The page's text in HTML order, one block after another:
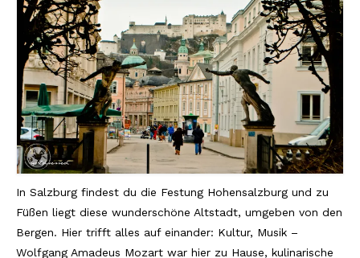
In Salzburg findest du die Festung Hohensalzburg und zu
Füßen liegt diese wunderschöne Altstadt, umgeben von den
Bergen. Hier trifft alles auf einander: Kultur, Musik –
Wolfgang Amadeus Mozart war hier zu Hause, kulinarische